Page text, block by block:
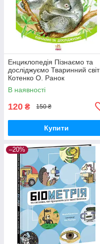
Енциклопедія Пізнаємо та
досліджуємо Тваринний світ
Котенко О. Ранок
В наявності
120 ₴ 150 ₴
Купити
–20%